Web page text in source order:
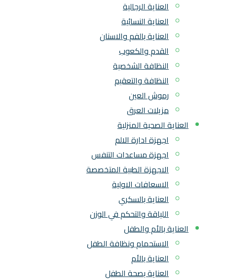
العناية الرجالية
العناية النسائية
العناية بالفم والاسنان
القدم والكعوب
النظافة الشخصية
النظافة والتعقيم
رموش العين
مزيلات العرق
العناية الصحية المنزلية
اجهزة ادارة الالم
اجهزة مساعدات التنفس
الاجهزة الطبية المتخصصة
الاسعافات الاولية
العناية بالسكري
اللياقة والتحكم في الوزن
العناية بالأم والطفل
الاستحمام ونظافة الطفل
العناية بالأم
العناية بصحة الطفل